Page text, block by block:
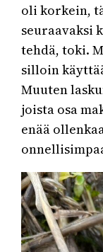
oli korkein,
seuraavaksi
tehdä, toki.
silloin
Muuten
joista osa
enää